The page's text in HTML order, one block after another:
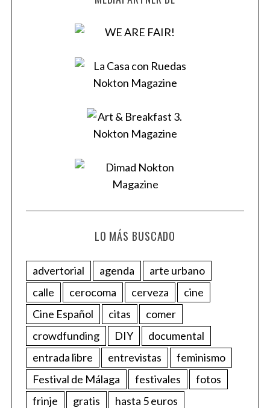
LO MÁS BUSCADO
advertorial agenda
arte urbano
calle
cerocoma cerveza
cine
Cine Español
citas
comer
crowdfunding
DIY
documental
entrada libre
entrevistas
feminismo
Festival de Málaga
festivales
fotos
frinje
gratis
hasta 5 euros